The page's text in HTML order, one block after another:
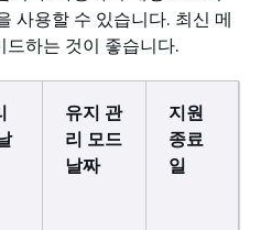
사용할 수 있습니다. 최신 메
하는 것이 좋습니다.
유지 관
리 모드
날짜
지원
종료
일